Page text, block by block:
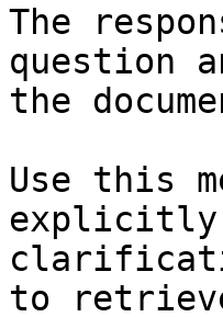
The
question
the
Use this
explicitly